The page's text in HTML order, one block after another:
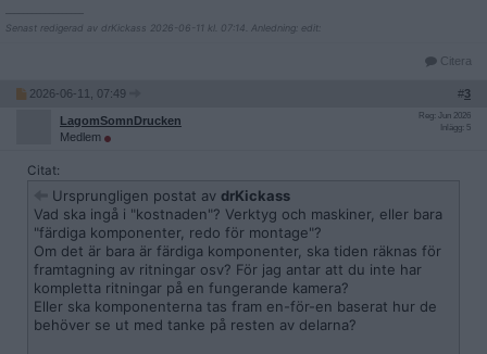
Senast redigerad av drKickass 2026-06-11 kl. 07:14. Anledning: edit:
Citera
2026-06-11, 07:49 #3
LagomSomnDrucken
Medlem
Reg: Jun 2026
Inlägg: 5
Citat:
Ursprungligen postat av drKickass
Vad ska ingå i "kostnaden"? Verktyg och maskiner, eller bara
"färdiga komponenter, redo för montage"?
Om det är bara är färdiga komponenter, ska tiden räknas för
framtagning av ritningar osv? För jag antar att du inte har
kompletta ritningar på en fungerande kamera?
Eller ska komponenterna tas fram en-för-en baserat hur de
behöver se ut med tanke på resten av delarna?